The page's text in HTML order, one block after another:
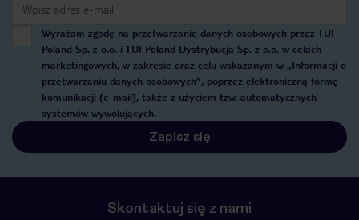
Wyrażam zgodę na przetwarzanie danych osobowych przez TUI
Poland Sp. z o.o. i TUI Poland Dystrybucja Sp. z o.o. w celach
marketingowych, w zakresie oraz celu wskazanym w „Informacji o
przetwarzaniu danych osobowych”, poprzez elektroniczną formę
komunikacji (e-mail), także z użyciem tzw. automatycznych
systemów wywołujących.
Zapisz się
Skontaktuj się z nami